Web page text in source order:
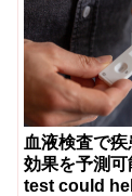
血液検査で
効果を予測
test could